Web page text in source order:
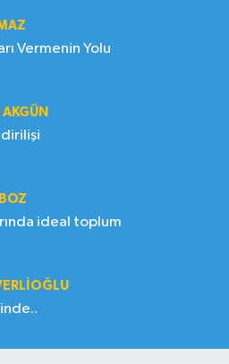
Vermenin Yolu
ideal toplum